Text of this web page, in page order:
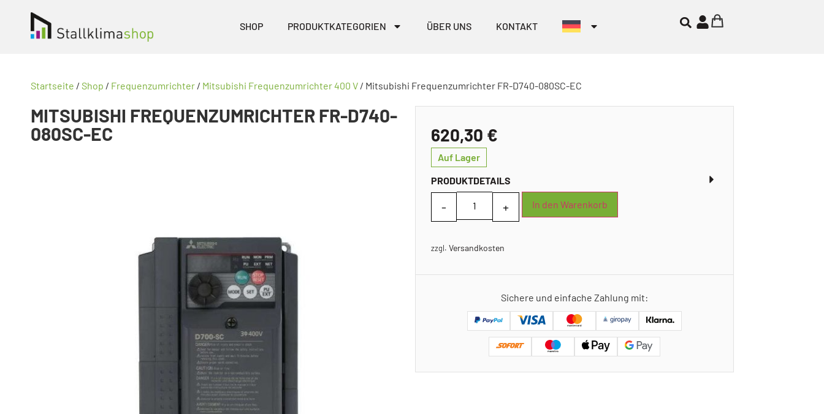
SHOP PRODUKTKATEGORIEN ÜBER UNS KONTAKT
Startseite / Shop / Frequenzumrichter / Mitsubishi Frequenzumrichter 400 V / Mitsubishi Frequenzumrichter FR-D740-080SC-EC
MITSUBISHI FREQUENZUMRICHTER FR-D740-
080SC-EC
620,30 €
Auf Lager
PRODUKTDETAILS
In den Warenkorb
zzgl. Versandkosten
Sichere und einfache Zahlung mit: